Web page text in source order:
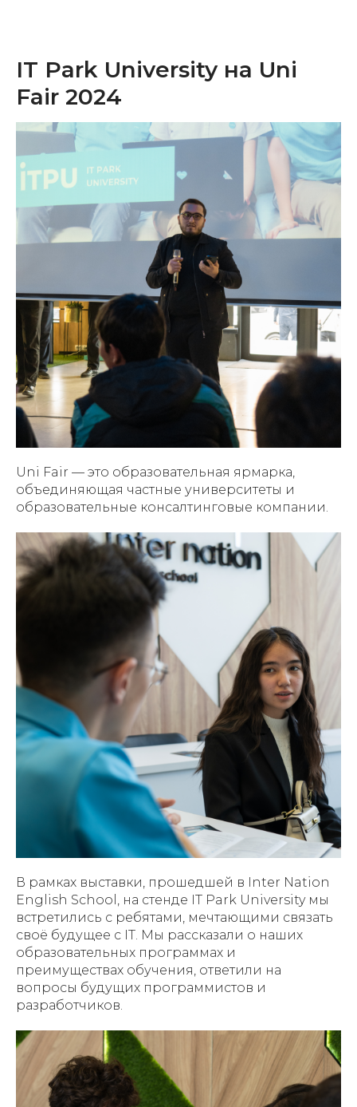
IT Park University на Uni
Fair 2024
Uni Fair — это образовательная ярмарка,
объединяющая частные университеты и
образовательные консалтинговые компании.
В рамках выставки, прошедшей в Inter Nation
English School, на стенде IT Park University мы
встретились с ребятами, мечтающими связать
своё будущее с IT. Мы рассказали о наших
образовательных программах и
преимуществах обучения, ответили на
вопросы будущих программистов и
разработчиков.